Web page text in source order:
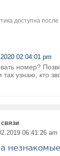
доступна после
02:04:01 pm
номер?
так узнаю, кто
06:41:26 am